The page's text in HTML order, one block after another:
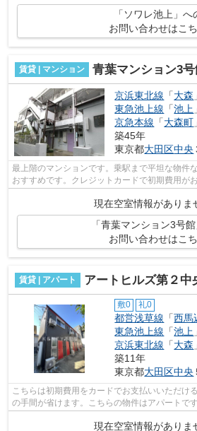
「ソワレ池上」へ
お問い合わせはこ
賃貸 | マンション 青葉マンション3
京浜東北線 「大森
東急池上線 「池上
京急本線 「大森町
築45年
東京都大田区中央
最上階のマンションです。乗駅まで平坦な物件
おすすめです。クレジットカードで初期費用が
現在空室情報がありま
「青葉マンション3号
お問い合わせはこ
賃貸 | アパート アートヒルズ第２中
敷0 礼0
都営浅草線 「西馬
東急池上線 「池上
京浜東北線 「大森
築11年
東京都大田区中央
こちらは初期費用をカードでお支払いいただけ
の手間が省けます。こちらの物件はアパートで
徒歩15分と歩いてアクセスできます。...
現在空室情報がありま